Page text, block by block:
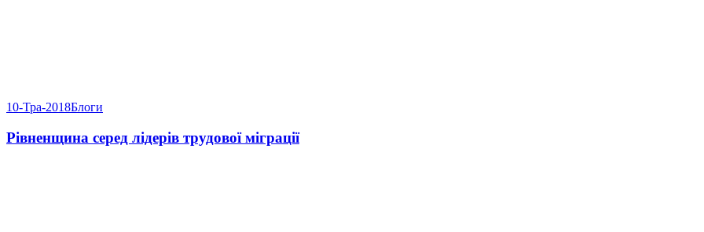
10-Тра-2018Блоги
Рівненщина серед лідерів трудової міграції